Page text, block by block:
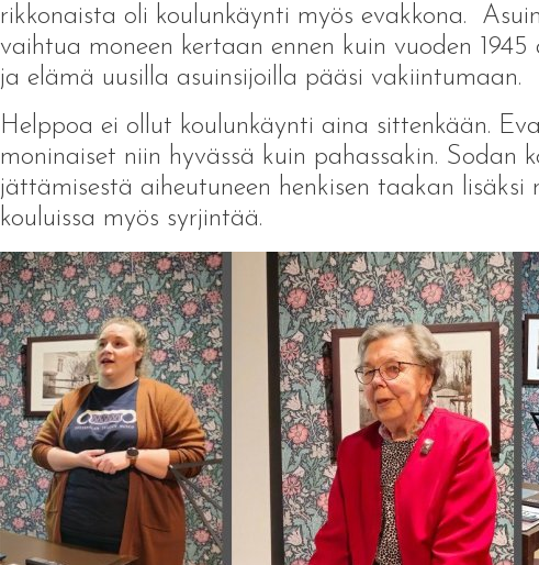
rikkonaista oli koulunkäynti myös evakkona.
vaihtua moneen kertaan ennen kuin vuoden
ja elämä uusilla asuinsijoilla pääsi vakiintumaan.
Helppoa ei ollut koulunkäynti aina sittenkään.
moninaiset niin hyvässä kuin pahassakin. Sodan
jättämisestä aiheutuneen henkisen taakan
kouluissa myös syrjintää.